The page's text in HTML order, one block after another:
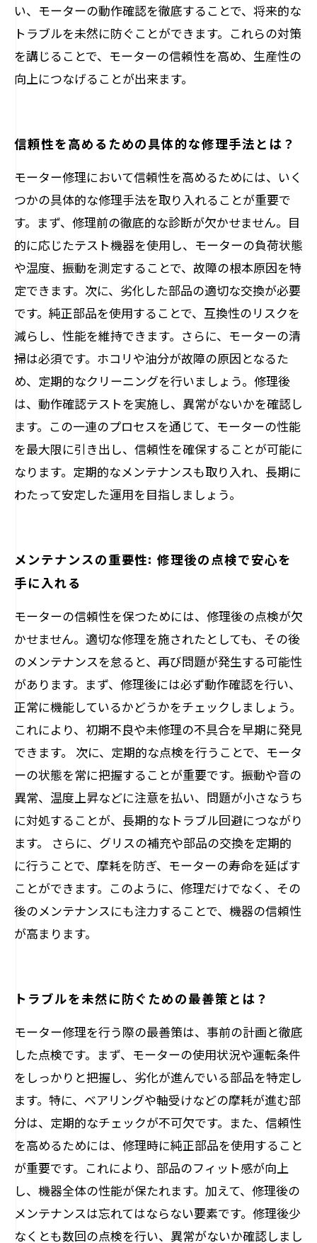
い、モーターの動作確認を徹底することで、将来的な
トラブルを未然に防ぐことができます。これらの対策
を講じることで、モーターの信頼性を高め、生産性の
向上につなげることが出来ます。
信頼性を高めるための具体的な修理手法とは？
モーター修理において信頼性を高めるためには、いく
つかの具体的な修理手法を取り入れることが重要で
す。まず、修理前の徹底的な診断が欠かせません。目
的に応じたテスト機器を使用し、モーターの負荷状態
や温度、振動を測定することで、故障の根本原因を特
定できます。次に、劣化した部品の適切な交換が必要
です。純正部品を使用することで、互換性のリスクを
減らし、性能を維持できます。さらに、モーターの清
掃は必須です。ホコリや油分が故障の原因となるた
め、定期的なクリーニングを行いましょう。修理後
は、動作確認テストを実施し、異常がないかを確認し
ます。この一連のプロセスを通じて、モーターの性能
を最大限に引き出し、信頼性を確保することが可能に
なります。定期的なメンテナンスも取り入れ、長期に
わたって安定した運用を目指しましょう。
メンテナンスの重要性: 修理後の点検で安心を
手に入れる
モーターの信頼性を保つためには、修理後の点検が欠
かせません。適切な修理を施されたとしても、その後
のメンテナンスを怠ると、再び問題が発生する可能性
があります。まず、修理後には必ず動作確認を行い、
正常に機能しているかどうかをチェックしましょう。
これにより、初期不良や未修理の不具合を早期に発見
できます。 次に、定期的な点検を行うことで、モータ
ーの状態を常に把握することが重要です。振動や音の
異常、温度上昇などに注意を払い、問題が小さなうち
に対処することが、長期的なトラブル回避につながり
ます。 さらに、グリスの補充や部品の交換を定期的
に行うことで、摩耗を防ぎ、モーターの寿命を延ばす
ことができます。このように、修理だけでなく、その
後のメンテナンスにも注力することで、機器の信頼性
が高まります。
トラブルを未然に防ぐための最善策とは？
モーター修理を行う際の最善策は、事前の計画と徹底
した点検です。まず、モーターの使用状況や運転条件
をしっかりと把握し、劣化が進んでいる部品を特定し
ます。特に、ベアリングや軸受けなどの摩耗が進む部
分は、定期的なチェックが不可欠です。また、信頼性
を高めるためには、修理時に純正部品を使用すること
が重要です。これにより、部品のフィット感が向上
し、機器全体の性能が保たれます。加えて、修理後の
メンテナンスは忘れてはならない要素です。修理後少
なくとも数回の点検を行い、異常がないか確認しまし